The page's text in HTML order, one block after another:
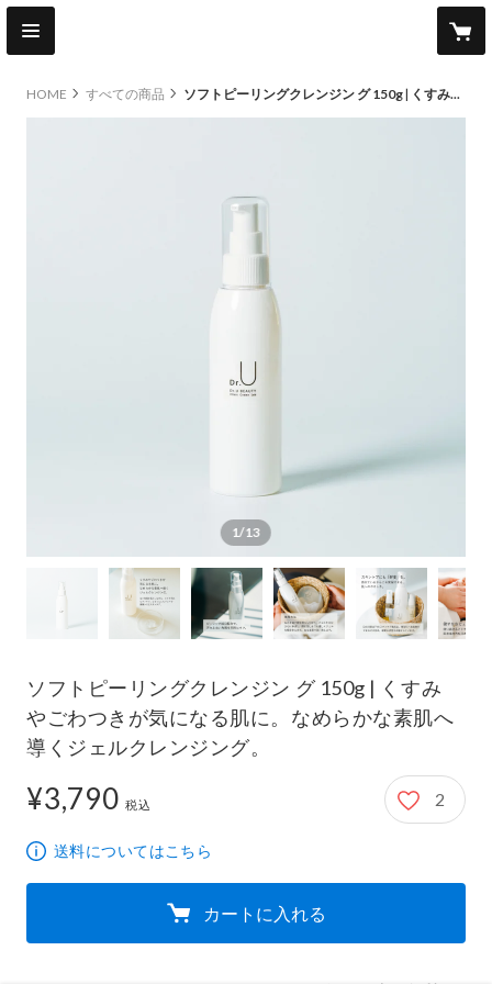
HOME すべての商品 ソフトピーリングクレンジン グ 150g | くすみやごわつきが気になる肌に。なめらかな素肌へ導くジェルクレンジング。
1/13
ソフトピーリングクレンジン グ 150g | くすみ
やごわつきが気になる肌に。なめらかな素肌へ
導くジェルクレンジング。
¥3,790税込
3,790円 2
送料についてはこちら
カートに入れる